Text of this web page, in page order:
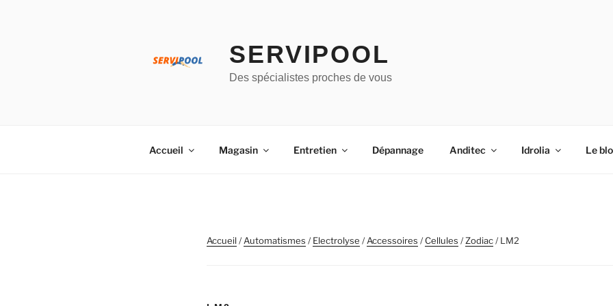
SERVIPOOL
Des spécialistes proches de vous
Accueil Magasin Entretien Dépannage Anditec Idrolia Le
Accueil/Automatismes /Electrolyse /Accessoires /Cellules /Zodiac/ LM2